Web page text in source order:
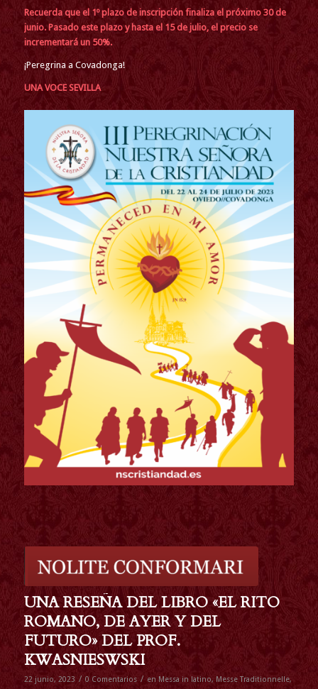
Recuerda que el 1º plazo de inscripción finaliza el próximo 30 de
junio. Pasado este plazo y hasta el 15 de julio, el precio se
incrementará un 50%.
¡Peregrina a Covadonga!
UNA VOCE SEVILLA
UNA RESEÑA DEL LIBRO «EL RITO
ROMANO, DE AYER Y DEL
FUTURO» DEL PROF.
KWASNIESWSKI
22 junio, 2023 / 0 Comentarios / en Messa in latino, Messe Traditionnelle,